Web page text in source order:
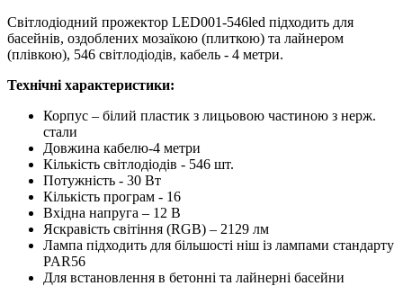
Світлодіодний прожектор LED001-546led підходить для
басейнів, оздоблених мозаїкою (плиткою) та лайнером
(плівкою), 546 світлодіодів, кабель - 4 метри.
Технічні характеристики:
Корпус – білий пластик з лицьовою частиною з нерж.
стали
Довжина кабелю-4 метри
Кількість світлодіодів - 546 шт.
Потужність - 30 Вт
Кількість програм - 16
Вхідна напруга – 12 В
Яскравість світіння (RGB) – 2129 лм
Лампа підходить для більшості ніш із лампами стандарту
PAR56
Для встановлення в бетонні та лайнерні басейни